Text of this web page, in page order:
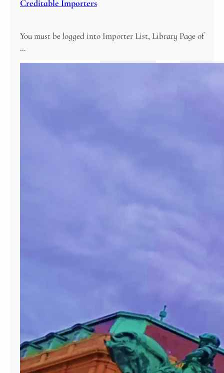
Creditable Importers
You must be logged into Importer List, Library Page of
…